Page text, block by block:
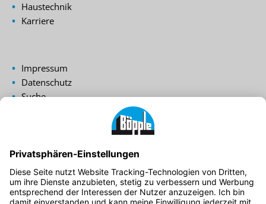
Haustechnik
Karriere
Impressum
Datenschutz
Suche